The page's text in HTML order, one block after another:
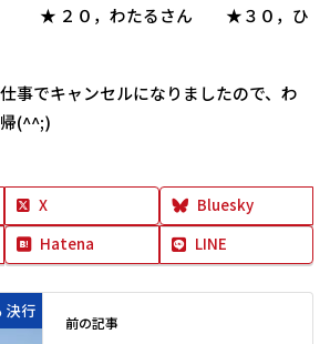
ん ★ ２０，わたるさん
★３０，ひ
事でキャンセルになりましたので、わ
(^^;)
X
Bluesky
Hatena LINE
決行
前の記事